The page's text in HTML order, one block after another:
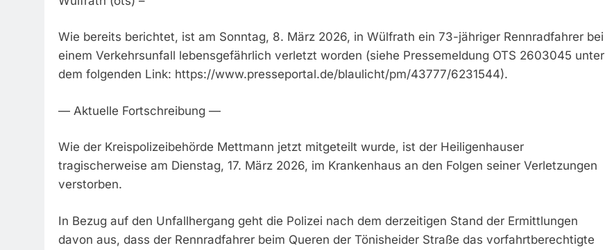
Wie bereits berichtet, ist am Sonntag, 8. März 2026, in Wülfrath ein 73-jähriger Rennradfahrer bei
einem Verkehrsunfall lebensgefährlich verletzt worden (siehe Pressemeldung OTS 2603045 unter
dem folgenden Link: https://www.presseportal.de/blaulicht/pm/43777/6231544).
— Aktuelle Fortschreibung —
Wie der Kreispolizeibehörde Mettmann jetzt mitgeteilt wurde, ist der Heiligenhauser
tragischerweise am Dienstag, 17. März 2026, im Krankenhaus an den Folgen seiner Verletzungen
verstorben.
In Bezug auf den Unfallhergang geht die Polizei nach dem derzeitigen Stand der Ermittlungen
davon aus, dass der Rennradfahrer beim Queren der Tönisheider Straße das vorfahrtberechtigte